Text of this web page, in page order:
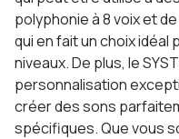
polyphonie à 8 voix et
qui en fait un choix idéal
niveaux. De plus, le
personnalisation
créer des sons
spécifiques. Que vous